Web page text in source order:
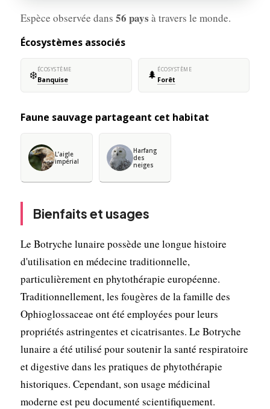
Espèce observée dans 56 pays à travers le monde.
Écosystèmes associés
❄️ÉCOSYSTÈME
Banquise 🌲 ÉCOSYSTÈME
Forêt
Faune sauvage partageant cet habitat
L’aigle
impérial
Harfang
des
neiges
Bienfaits et usages
Le Botryche lunaire possède une longue histoire
d'utilisation en médecine traditionnelle,
particulièrement en phytothérapie européenne.
Traditionnellement, les fougères de la famille des
Ophioglossaceae ont été employées pour leurs
propriétés astringentes et cicatrisantes. Le Botryche
lunaire a été utilisé pour soutenir la santé respiratoire
et digestive dans les pratiques de phytothérapie
historiques. Cependant, son usage médicinal
moderne est peu documenté scientifiquement.